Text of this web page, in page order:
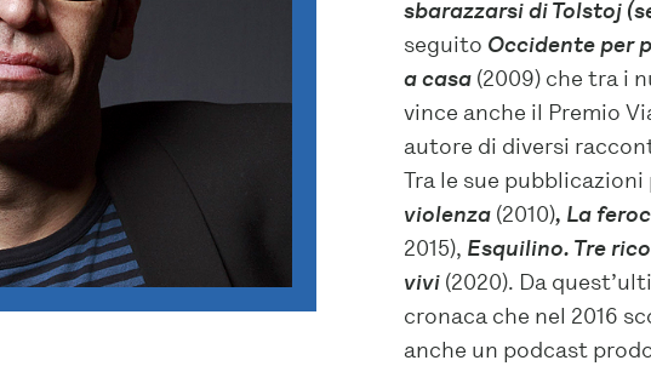
sbarazzarsi di Tolstoj
seguito Occidente per
a casa (2009) che tra i
vince anche il Premio
autore di diversi
Tra le sue
violenza (2010), La
2015), Esquilino. Tre
vivi (2020). Da
cronaca che nel 2016
anche un podcast